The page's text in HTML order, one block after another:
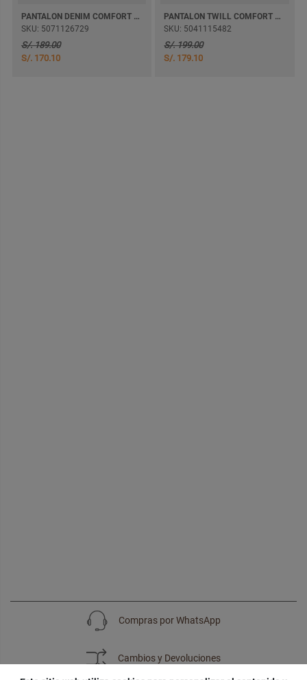
PANTALON DENIM COMFORT SIDUAM SEMI PITILLO
SKU: 5071126729
S/. 189.00
S/. 170.10
PANTALON TWILL COMFORT JAKOV PITILLO
SKU: 5041115482
S/. 199.00
S/. 179.10
Compras por WhatsApp
Cambios y Devoluciones